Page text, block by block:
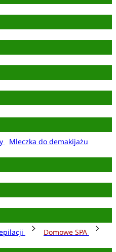
Mleczka do demakijażu
Domowe SPA